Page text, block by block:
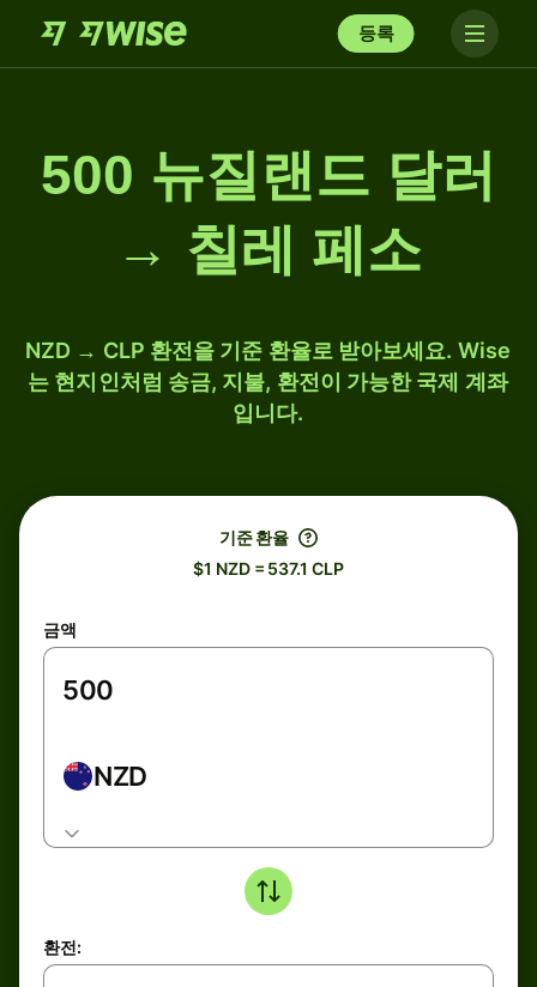
등록
500 뉴질랜드 달러
→ 칠레 페소
NZD → CLP 환전을 기준 환율로 받아보세요. Wise
는 현지인처럼 송금, 지불, 환전이 가능한 국제 계좌
입니다.
기준 환율
$1 NZD = 537.1 CLP
금액
NZD
환전: